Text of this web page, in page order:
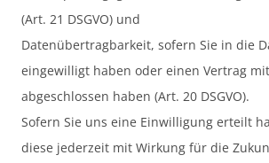
(Art. 21 DSGVO) und
Datenübertragbarkeit, sofern Sie in die
eingewilligt haben oder einen Vertrag
abgeschlossen haben (Art. 20 DSGVO).
Sofern Sie uns eine Einwilligung erteilt
diese jederzeit mit Wirkung für die